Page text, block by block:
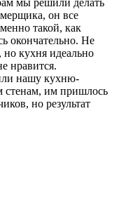
он все
такой, как
окончательно. Не
кухня идеально
нравится.
нашу кухню-
стенам, им пришлось
но результат